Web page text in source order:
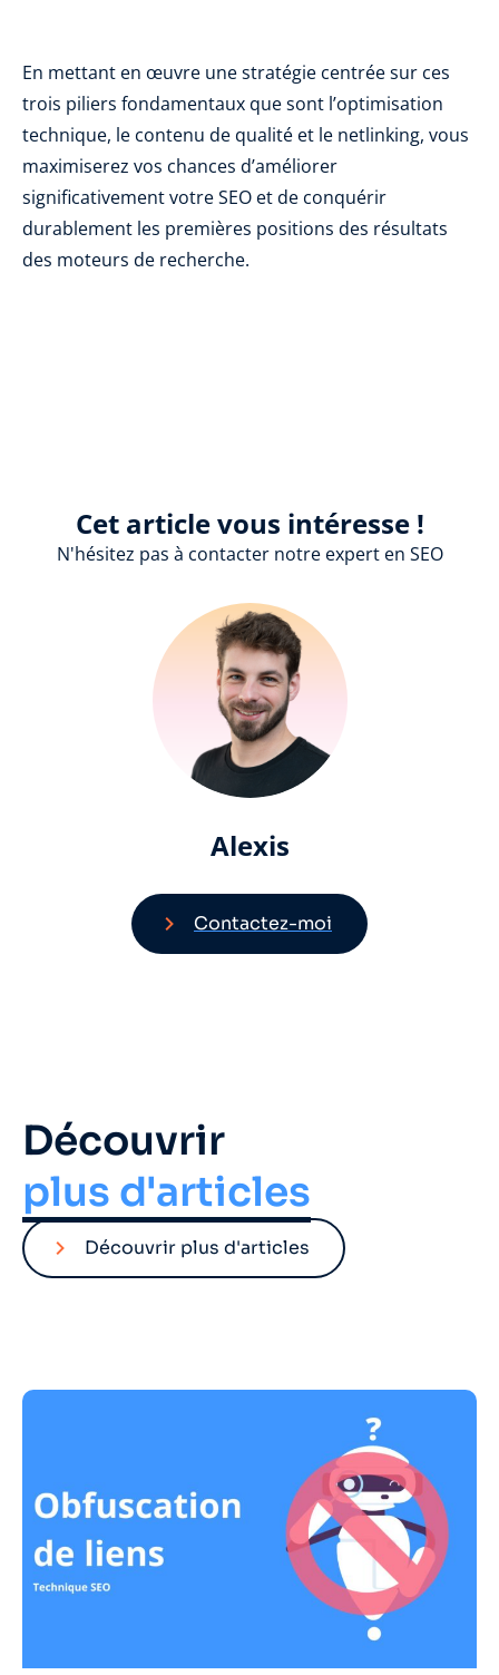
En mettant en œuvre une stratégie centrée sur ces
trois piliers fondamentaux que sont l’optimisation
technique, le contenu de qualité et le netlinking, vous
maximiserez vos chances d’améliorer
significativement votre SEO et de conquérir
durablement les premières positions des résultats
des moteurs de recherche.
Cet article vous intéresse !
N'hésitez pas à contacter notre expert en SEO
Alexis
Contactez-moi
Découvrir
plus d'articles
Découvrir plus d'articles